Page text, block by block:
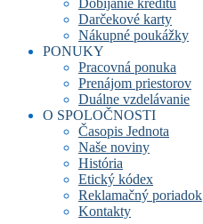
Dobíjanie kreditu
Darčekové karty
Nákupné poukážky
PONUKY
Pracovná ponuka
Prenájom priestorov
Duálne vzdelávanie
O SPOLOČNOSTI
Časopis Jednota
Naše noviny
História
Etický kódex
Reklamačný poriadok
Kontakty